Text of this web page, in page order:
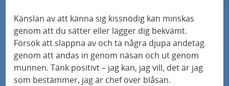
Känslan av att känna sig kissnödig kan minskas
genom att du sätter eller lägger dig bekvämt.
Försök att slappna av och ta några djupa andetag
genom att andas in genom näsan och ut genom
munnen. Tänk positivt – jag kan, jag vill, det är jag
som bestämmer, jag är chef över blåsan.